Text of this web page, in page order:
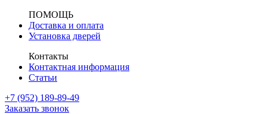
ПОМОЩЬ
Доставка и оплата
Установка дверей
Контакты
Контактная информация
Статьи
+7 (952) 189-89-49
Заказать звонок